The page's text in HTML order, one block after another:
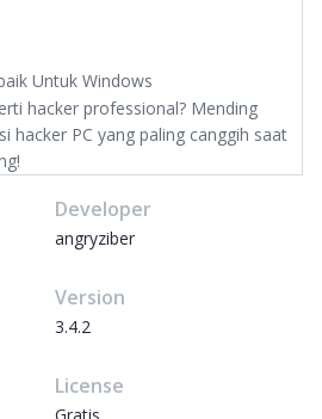
Untuk Windows
hacker professional? Mending
hacker PC yang paling canggih saat
Developer
angryziber
Version
3.4.2
License